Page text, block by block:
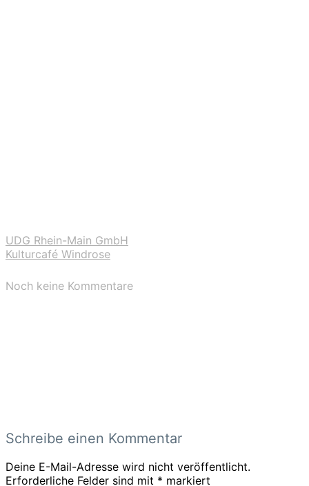
UDG Rhein-Main GmbH
Kulturcafé Windrose
Noch keine Kommentare
Schreibe einen Kommentar
Deine E-Mail-Adresse wird nicht veröffentlicht.
Erforderliche Felder sind mit * markiert